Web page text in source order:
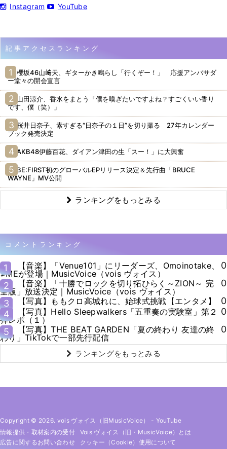
Instagram YouTube
記事アクセスランキング
櫻坂46山﨑天、ギターかき鳴らし「行くぞー！」 応援アンバサダ
ー堂々の開会宣言
山田涼介、香水をまとう「僕を嗅ぎたいですよね？すごくいい香り
です、僕（笑）」
桜井日奈子、素すぎる“日奈子の１日”を切り撮る 27年カレンダー
ブック発売決定
AKB48伊藤百花、ダイアン津田の生「スー！」に大興奮
BE:FIRST初のグローバルEPリリース決定＆先行曲「BRUCE
WAYNE」MV公開
ランキングをもっとみる
コメントランキング
1
【音楽】「Venue101」にリーダーズ、Omoinotake、
≠MEが登場｜MusicVoice（vois ヴォイス）
0
2
【音楽】「十勝でロックを切り拓ひらく～ZION～ 完
全版」放送決定｜MusicVoice（vois ヴォイス）
0
3
【写真】ももクロ高城れに、始球式挑戦【エンタメ】
0
4
【写真】Hello Sleepwalkers「五重奏の実験室」第２
弾レポ（１）
0
5
【写真】THE BEAT GARDEN「夏の終わり 友達の終
わり」TikTokで一部先行配信
0
ランキングをもっとみる
Copyright © 2026. vois ヴォイス（旧MusicVoice） - YouTube
情報提供・取材案内の受付
Vois ヴォイス（旧・MusicVoice）とは
広告に関するお問い合わせ
クッキー（cookie）使用について